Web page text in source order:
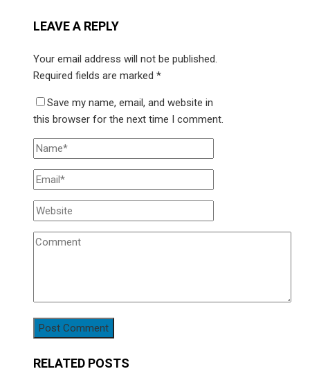
LEAVE A REPLY
Your email address will not be published.
Required fields are marked *
Save my name, email, and website in
this browser for the next time I comment.
RELATED POSTS